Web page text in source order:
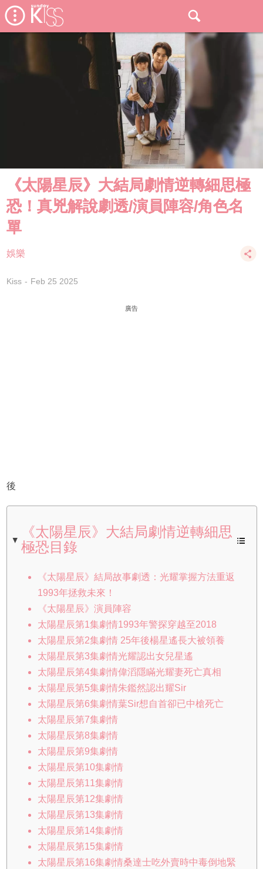
《太陽星辰》大結局劇情逆轉細思極
恐！真兇解說劇透/演員陣容/角色名
單
娛樂
Kiss Feb 25 2025
廣告
後
《太陽星辰》大結局劇情逆轉細思
極恐目錄
《太陽星辰》結局故事劇透：光耀掌握方法重返
1993年拯救未來！
《太陽星辰》演員陣容
太陽星辰第1集劇情1993年警探穿越至2018
太陽星辰第2集劇情 25年後楊星遙長大被領養
太陽星辰第3集劇情光耀認出女兒星遙
太陽星辰第4集劇情偉滔隱瞞光耀妻死亡真相
太陽星辰第5集劇情朱鑑然認出耀Sir
太陽星辰第6集劇情葉Sir想自首卻已中槍死亡
太陽星辰第7集劇情
太陽星辰第8集劇情
太陽星辰第9集劇情
太陽星辰第10集劇情
太陽星辰第11集劇情
太陽星辰第12集劇情
太陽星辰第13集劇情
太陽星辰第14集劇情
太陽星辰第15集劇情
太陽星辰第16集劇情桑達士吃外賣時中毒倒地緊